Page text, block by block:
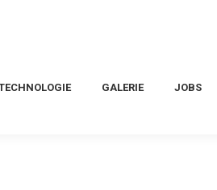
GALERIE JOBS